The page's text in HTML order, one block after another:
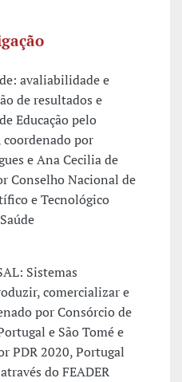
avaliabilidade e
de resultados e
Educação pelo
coordenado por
e Ana Cecilia de
Conselho Nacional de
e Tecnológico
Sistemas
comercializar e
por Consórcio de
e São Tomé e
PDR 2020, Portugal
do FEADER